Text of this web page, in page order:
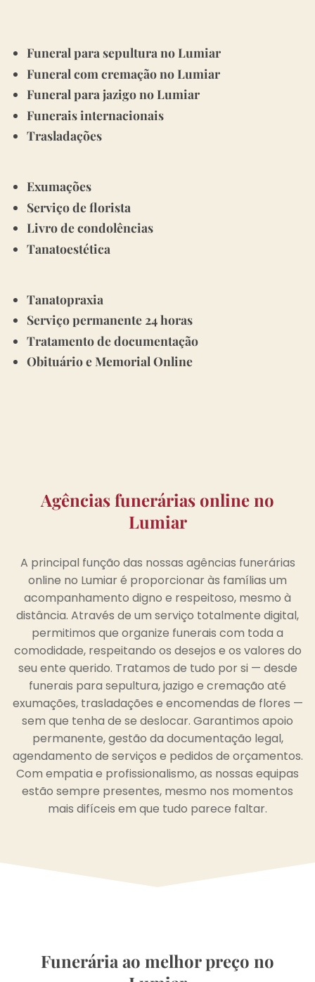
Funeral para sepultura no Lumiar
Funeral com cremação no Lumiar
Funeral para jazigo no Lumiar
Funerais internacionais
Trasladações
Exumações
Serviço de florista
Livro de condolências
Tanatoestética
Tanatopraxia
Serviço permanente 24 horas
Tratamento de documentação
Obituário e Memorial Online
Agências funerárias online no
Lumiar
A principal função das nossas agências funerárias
online no Lumiar é proporcionar às famílias um
acompanhamento digno e respeitoso, mesmo à
distância. Através de um serviço totalmente digital,
permitimos que organize funerais com toda a
comodidade, respeitando os desejos e os valores do
seu ente querido. Tratamos de tudo por si — desde
funerais para sepultura, jazigo e cremação até
exumações, trasladações e encomendas de flores —
sem que tenha de se deslocar. Garantimos apoio
permanente, gestão da documentação legal,
agendamento de serviços e pedidos de orçamentos.
Com empatia e profissionalismo, as nossas equipas
estão sempre presentes, mesmo nos momentos
mais difíceis em que tudo parece faltar.
Funerária ao melhor preço no